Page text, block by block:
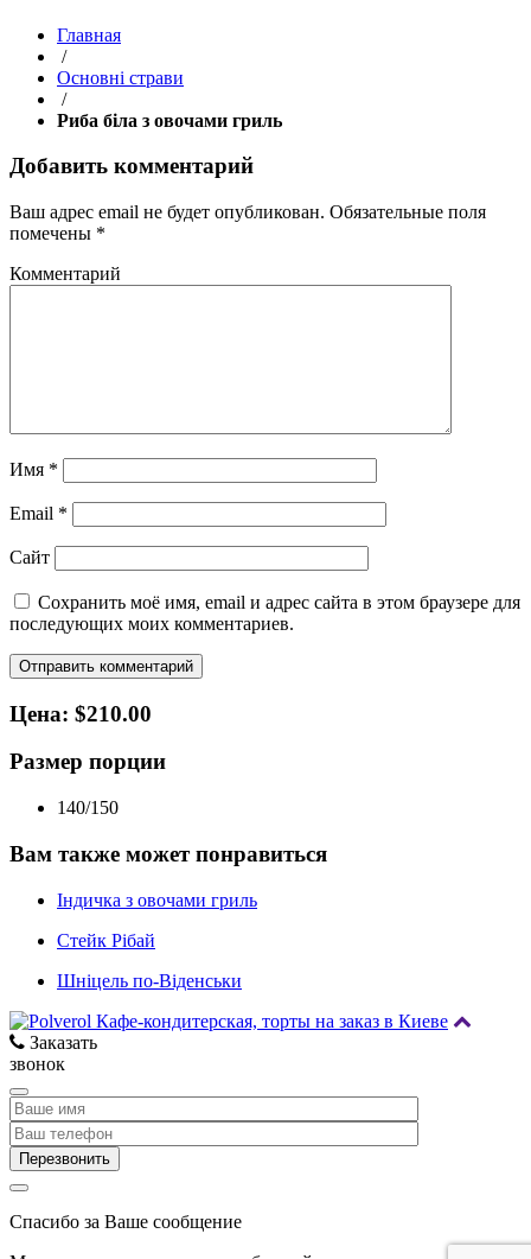
Главная
/
Основні страви
/
Риба біла з овочами гриль
Добавить комментарий
Ваш адрес email не будет опубликован. Обязательные поля
помечены *
Комментарий
Имя *
Email *
Сайт
Сохранить моё имя, email и адрес сайта в этом браузере для
последующих моих комментариев.
Цена: $210.00
Размер порции
140/150
Вам также может понравиться
Індичка з овочами гриль
Стейк Рібай
Шніцель по-Віденськи
Заказать
звонок
Спасибо за Ваше сообщение